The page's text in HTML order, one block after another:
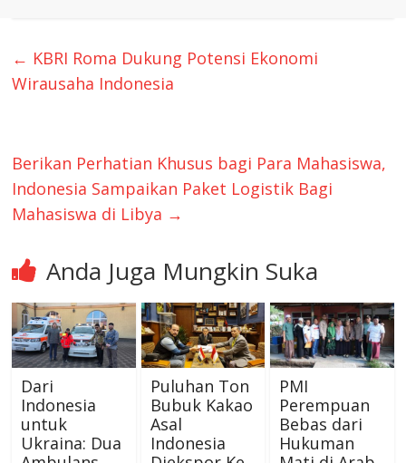
← KBRI Roma Dukung Potensi Ekonomi
Wirausaha Indonesia
Berikan Perhatian Khusus bagi Para Mahasiswa,
Indonesia Sampaikan Paket Logistik Bagi
Mahasiswa di Libya →
Anda Juga Mungkin Suka
Dari
Indonesia
untuk
Ukraina: Dua
Puluhan Ton
Bubuk Kakao
Asal
Indonesia
PMI
Perempuan
Bebas dari
Hukuman